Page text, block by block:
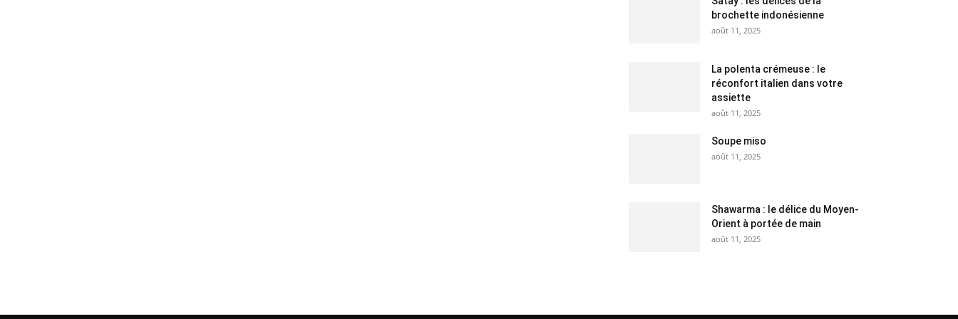
brochette indonésienne
août 11, 2025
La polenta crémeuse : le
réconfort italien dans votre
assiette
août 11, 2025
Soupe miso
août 11, 2025
Shawarma : le délice du Moyen-
Orient à portée de main
août 11, 2025